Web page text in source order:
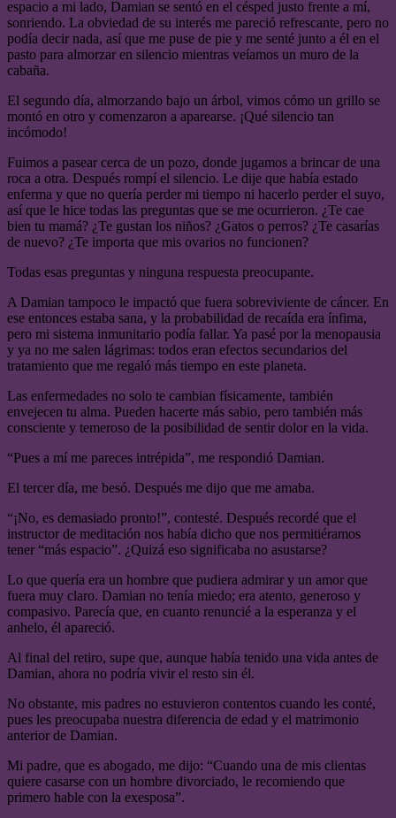
espacio a mi lado, Damian se sentó en el césped justo frente a mí,
sonriendo. La obviedad de su interés me pareció refrescante, pero no
podía decir nada, así que me puse de pie y me senté junto a él en el
pasto para almorzar en silencio mientras veíamos un muro de la
cabaña.
El segundo día, almorzando bajo un árbol, vimos cómo un grillo se
montó en otro y comenzaron a aparearse. ¡Qué silencio tan
incómodo!
Fuimos a pasear cerca de un pozo, donde jugamos a brincar de una
roca a otra. Después rompí el silencio. Le dije que había estado
enferma y que no quería perder mi tiempo ni hacerlo perder el suyo,
así que le hice todas las preguntas que se me ocurrieron. ¿Te cae
bien tu mamá? ¿Te gustan los niños? ¿Gatos o perros? ¿Te casarías
de nuevo? ¿Te importa que mis ovarios no funcionen?
Todas esas preguntas y ninguna respuesta preocupante.
A Damian tampoco le impactó que fuera sobreviviente de cáncer. En
ese entonces estaba sana, y la probabilidad de recaída era ínfima,
pero mi sistema inmunitario podía fallar. Ya pasé por la menopausia
y ya no me salen lágrimas: todos eran efectos secundarios del
tratamiento que me regaló más tiempo en este planeta.
Las enfermedades no solo te cambian físicamente, también
envejecen tu alma. Pueden hacerte más sabio, pero también más
consciente y temeroso de la posibilidad de sentir dolor en la vida.
“Pues a mí me pareces intrépida”, me respondió Damian.
El tercer día, me besó. Después me dijo que me amaba.
“¡No, es demasiado pronto!”, contesté. Después recordé que el
instructor de meditación nos había dicho que nos permitiéramos
tener “más espacio”. ¿Quizá eso significaba no asustarse?
Lo que quería era un hombre que pudiera admirar y un amor que
fuera muy claro. Damian no tenía miedo; era atento, generoso y
compasivo. Parecía que, en cuanto renuncié a la esperanza y el
anhelo, él apareció.
Al final del retiro, supe que, aunque había tenido una vida antes de
Damian, ahora no podría vivir el resto sin él.
No obstante, mis padres no estuvieron contentos cuando les conté,
pues les preocupaba nuestra diferencia de edad y el matrimonio
anterior de Damian.
Mi padre, que es abogado, me dijo: “Cuando una de mis clientas
quiere casarse con un hombre divorciado, le recomiendo que
primero hable con la exesposa”.